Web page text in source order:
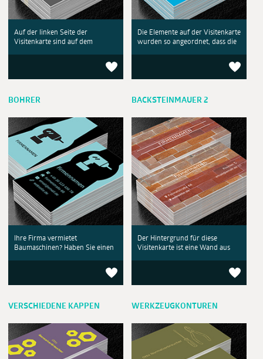
Auf der linken Seite der
Visitenkarte sind auf dem
Die Elemente auf der Visitenkarte
wurden so angeordnet, dass die
BOHRER
Ihre Firma vermietet
Baumaschinen? Haben Sie einen
BACKSTEINMAUER 2
Der Hintergrund für diese
Visitenkarte ist eine Wand aus
VERSCHIEDENE KAPPEN WERKZEUGKONTUREN